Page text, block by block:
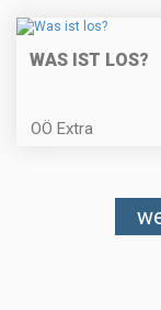
WAS IST LOS?
OÖ Extra